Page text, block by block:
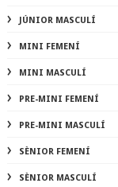
JÚNIOR MASCULÍ
MINI FEMENÍ
MINI MASCULÍ
PRE-MINI FEMENÍ
PRE-MINI MASCULÍ
SÈNIOR FEMENÍ
SÈNIOR MASCULÍ